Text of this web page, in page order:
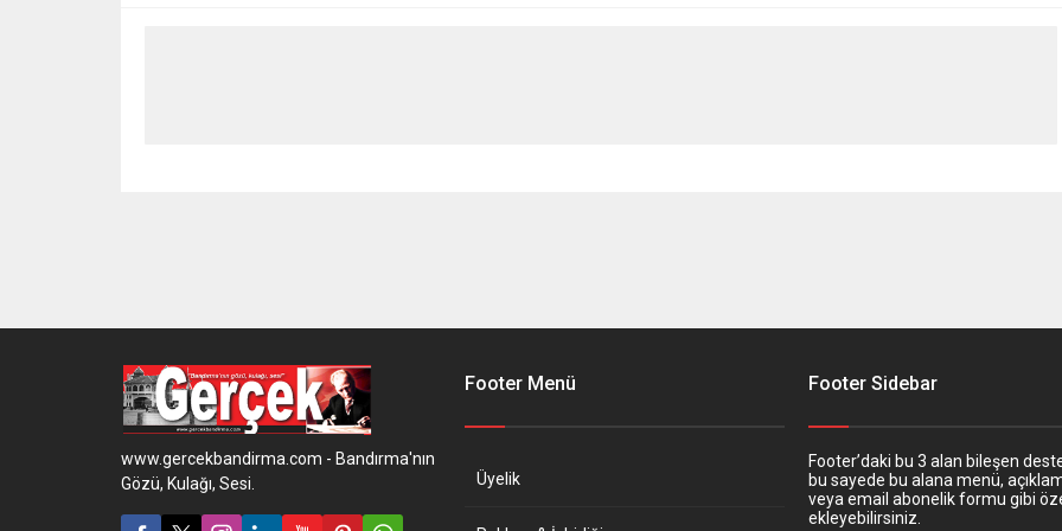
www.gercekbandirma.com - Bandırma'nın
Gözü, Kulağı, Sesi.
Footer Menü
Üyelik
Footer Sidebar
Footer’daki bu 3 alan bileşen
bu sayede bu alana menü,
veya email abonelik formu gibi
ekleyebilirsiniz.